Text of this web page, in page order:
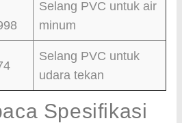
Selang PVC untuk air
minum
Selang PVC untuk
udara tekan
Spesifikasi